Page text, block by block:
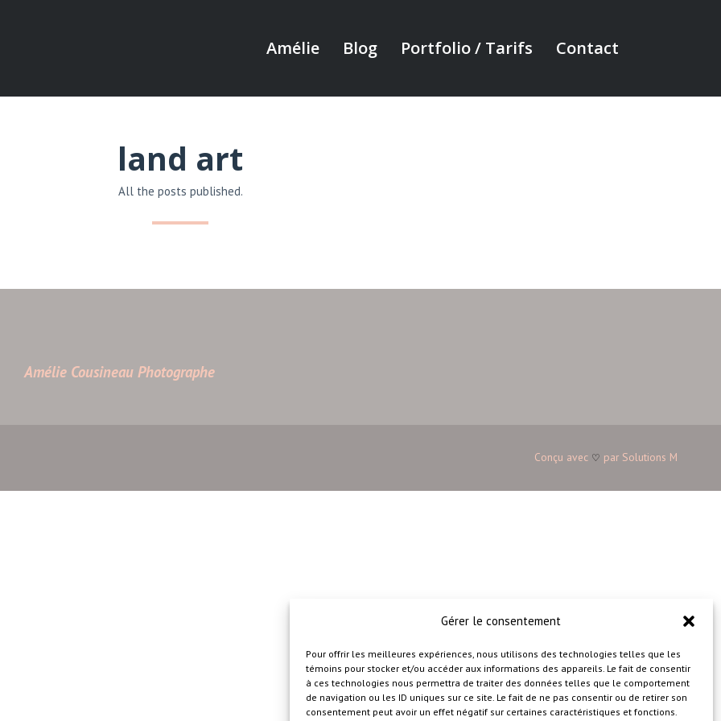
Gérer le consentement
Pour offrir les meilleures expériences, nous utilisons des technologies telles que les
témoins pour stocker et/ou accéder aux informations des appareils. Le fait de consentir
à ces technologies nous permettra de traiter des données telles que le comportement
de navigation ou les ID uniques sur ce site. Le fait de ne pas consentir ou de retirer son
consentement peut avoir un effet négatif sur certaines caractéristiques et fonctions.
Amélie Blog Portfolio / Tarifs Contact
land art
All the posts published.
Amélie Cousineau Photographe
Conçu avec ♡ par Solutions M